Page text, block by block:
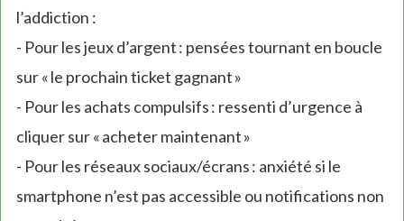
external)
l’addiction :
- Pour les jeux d’argent : pensées tournant en boucle
sur « le prochain ticket gagnant »
- Pour les achats compulsifs : ressenti d’urgence à
cliquer sur « acheter maintenant »
- Pour les réseaux sociaux/écrans : anxiété si le
smartphone n’est pas accessible ou notifications non